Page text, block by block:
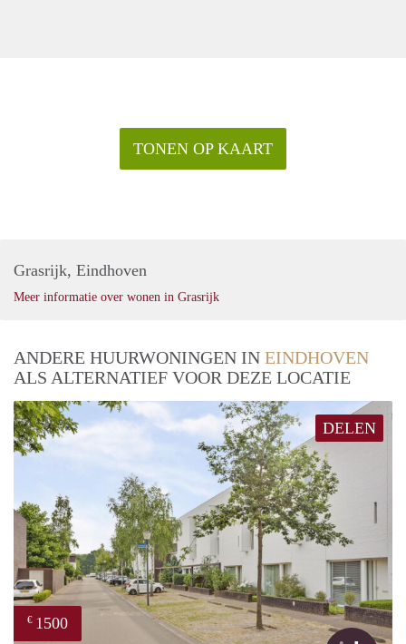
TONEN OP KAART
Grasrijk, Eindhoven
Meer informatie over wonen in Grasrijk
ANDERE HUURWONINGEN IN EINDHOVEN
ALS ALTERNATIEF VOOR DEZE LOCATIE
DELEN
€ 1500
Brick